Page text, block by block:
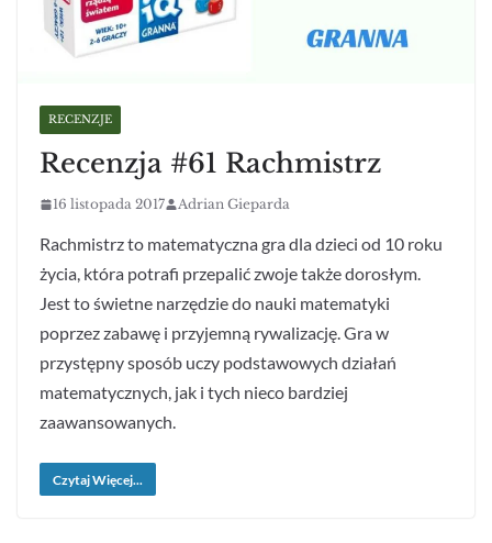
RECENZJE
Recenzja #61 Rachmistrz
16 listopada 2017 Adrian Gieparda
Rachmistrz to matematyczna gra dla dzieci od 10 roku
życia, która potrafi przepalić zwoje także dorosłym.
Jest to świetne narzędzie do nauki matematyki
poprzez zabawę i przyjemną rywalizację. Gra w
przystępny sposób uczy podstawowych działań
matematycznych, jak i tych nieco bardziej
zaawansowanych.
Czytaj Więcej...